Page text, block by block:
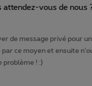
attendez-vous de nous
de message privé pour
ce moyen et ensuite
problème ! :)